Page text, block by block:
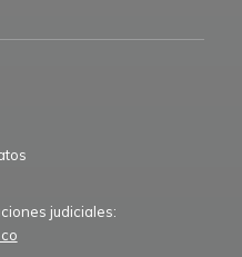
judiciales: